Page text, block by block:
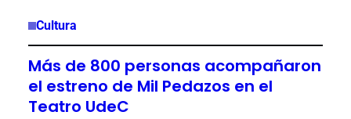
Cultura
Más de 800 personas acompañaron
el estreno de Mil Pedazos en el
Teatro UdeC